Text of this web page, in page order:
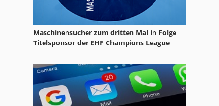
Stierli
Stossmaschine
Strohm
Maschinensucher zum dritten Mal in Folge
Titelsponsor der EHF Champions League